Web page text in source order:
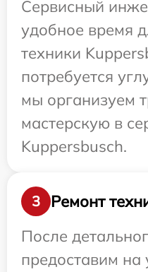
Сервисный
удобное время
техники
потребуется
мы организуем
мастерскую в
Kuppersbusch.
3
Ремонт
После
предоставим на